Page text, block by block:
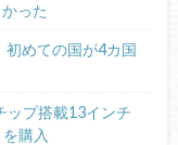
った
初めての国が4カ国
ップ搭載13インチ
購入